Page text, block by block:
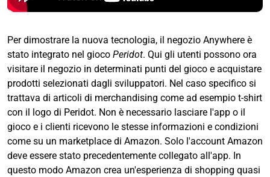
Per dimostrare la nuova tecnologia, il negozio Anywhere è
stato integrato nel gioco Peridot. Qui gli utenti possono ora
visitare il negozio in determinati punti del gioco e acquistare
prodotti selezionati dagli sviluppatori. Nel caso specifico si
trattava di articoli di merchandising come ad esempio t-shirt
con il logo di Peridot. Non è necessario lasciare l'app o il
gioco e i clienti ricevono le stesse informazioni e condizioni
come su un marketplace di Amazon. Solo l'account Amazon
deve essere stato precedentemente collegato all'app. In
questo modo Amazon crea un'esperienza di shopping quasi